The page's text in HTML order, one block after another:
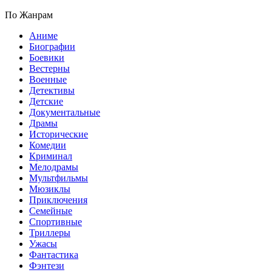
По Жанрам
Аниме
Биографии
Боевики
Вестерны
Военные
Детективы
Детские
Документальные
Драмы
Исторические
Комедии
Криминал
Мелодрамы
Мультфильмы
Мюзиклы
Приключения
Семейные
Спортивные
Триллеры
Ужасы
Фантастика
Фэнтези